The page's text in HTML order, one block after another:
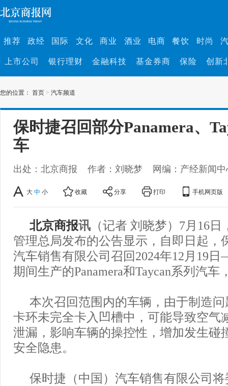
推荐 政经 国际 文化 商业 酒业 电商 餐饮 时尚
上市公司 银行理财 金融科技 基金券商 保险 创新
您的位置： 首页 > 汽车频道
保时捷召回部分Panamera、
车
出处：北京商报 作者：刘晓梦 网编：产经新闻中
大 中 小 收藏 分享 打印 手机网页版
北京商报讯 （记者 刘晓梦）7月16
管理总局发布的公告显示，自即日起，
汽车销售有限公司召回2024年12月19日
期间生产的Panamera和Taycan系列汽车
本次召回范围内的车辆，由于制造
卡环未完全卡入凹槽中，可能导致空气
泄漏，影响车辆的操控性，增加发生碰
安全隐患。
保时捷（中国）汽车销售有限公司